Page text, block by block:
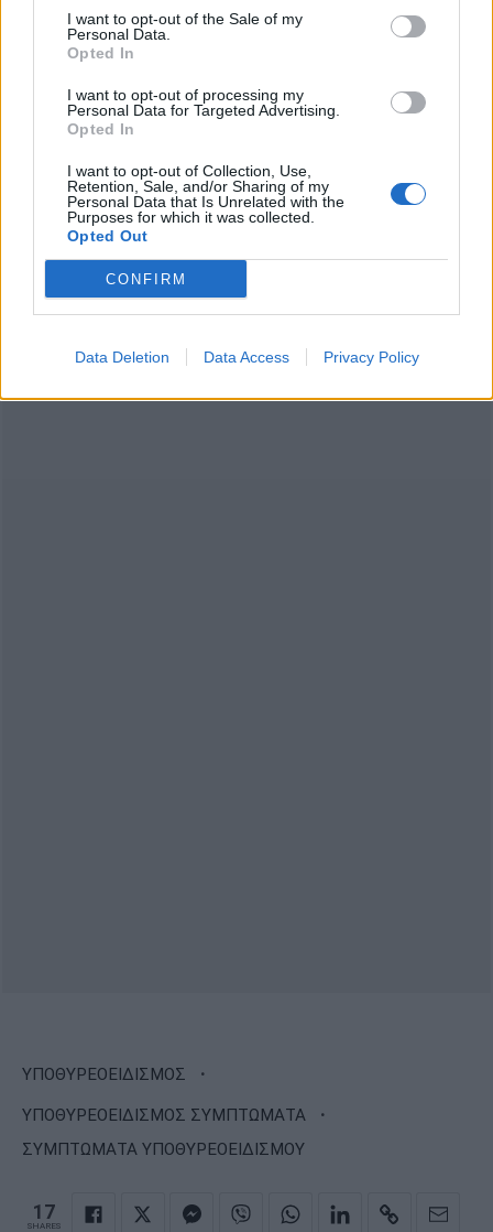
I want to opt-out of the Sale of my
Personal Data.
Opted In
I want to opt-out of processing my
Personal Data for Targeted Advertising.
Opted In
I want to opt-out of Collection, Use,
Retention, Sale, and/or Sharing of my
Personal Data that Is Unrelated with the
Purposes for which it was collected.
Opted Out
CONFIRM
Data Deletion Data Access Privacy Policy
ποσότητα, ώστε ούτε να λείπει ούτε να
περισσεύει η ορμόνη.
Η δόση έναρξης υποκατάστασης με λεβοθυροξίνη
εξαρτάται δηλαδή από το σωματικό βάρος.
Στην Ελλάδα κυκλοφορούν διάφορες μορφές
λεβοθυροξίνης, συγκεκριμένα δισκία, μαλακές
κάψουλες και πόσιμα εναιωρήματα.
ΥΠΟΘΥΡΕΟΕΙΔΙΣΜΟΣ ·
ΥΠΟΘΥΡΕΟΕΙΔΙΣΜΟΣ ΣΥΜΠΤΩΜΑΤΑ ·
ΣΥΜΠΤΩΜΑΤΑ ΥΠΟΘΥΡΕΟΕΙΔΙΣΜΟΥ
17
SHARES